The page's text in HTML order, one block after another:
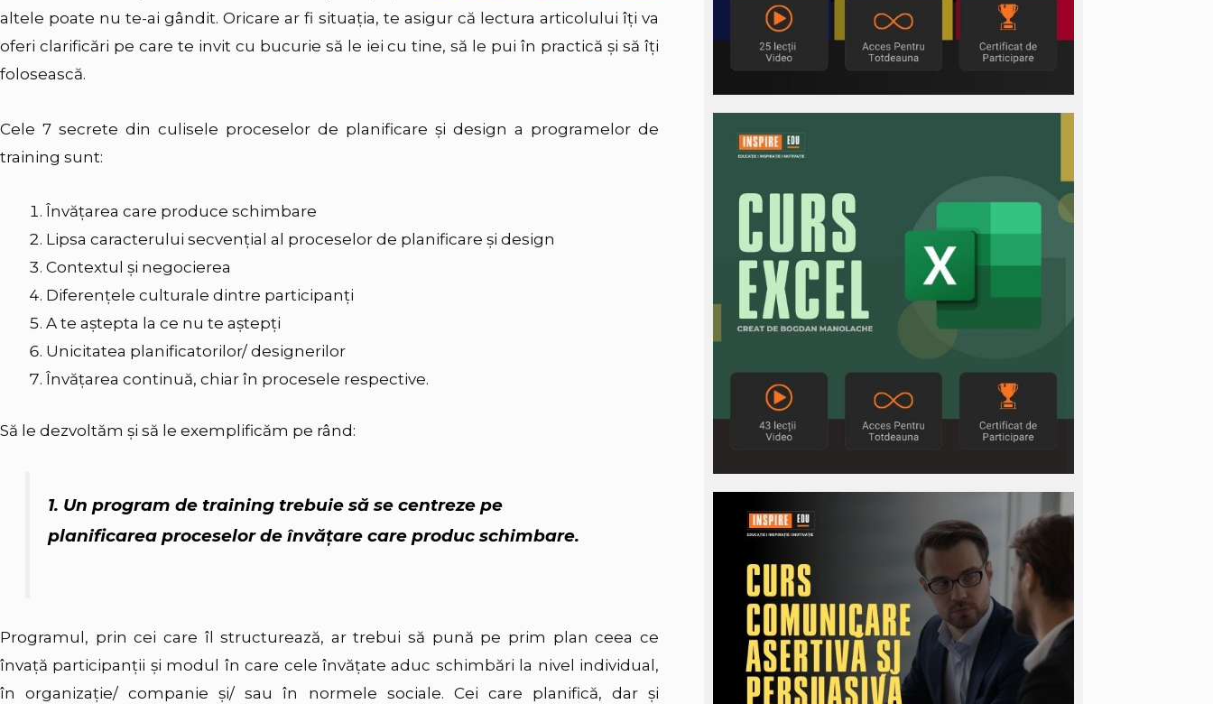
altele poate nu te-ai gândit. Oricare ar fi situaţia, te asigur că lectura articolului îţi va
oferi clarificări pe care te invit cu bucurie să le iei cu tine, să le pui în practică şi să îţi
folosească.
Cele 7 secrete din culisele proceselor de planificare şi design a programelor de
training sunt:
Învăţarea care produce schimbare
Lipsa caracterului secvenţial al proceselor de planificare şi design
Contextul şi negocierea
Diferenţele culturale dintre participanţi
A te aştepta la ce nu te aştepţi
Unicitatea planificatorilor/ designerilor
Învăţarea continuă, chiar în procesele respective.
Să le dezvoltăm şi să le exemplificăm pe rând:
1. Un program de training trebuie să se centreze pe
planificarea proceselor de învăţare care produc schimbare.
Programul, prin cei care îl structurează, ar trebui să pună pe prim plan ceea ce
învaţă participanţii şi modul în care cele învăţate aduc schimbări la nivel individual,
în organizaţie/ companie şi/ sau în normele sociale. Cei care planifică, dar şi